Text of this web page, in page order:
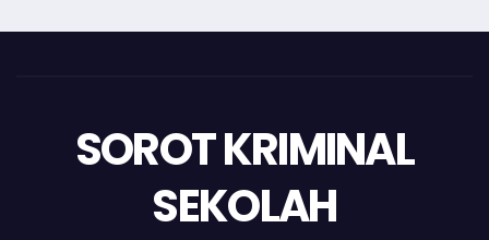
SOROT KRIMINAL
SEKOLAH